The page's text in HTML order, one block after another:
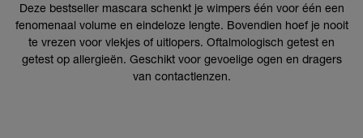
Deze bestseller mascara schenkt je wimpers één voor één een
fenomenaal volume en eindeloze lengte. Bovendien hoef je nooit
te vrezen voor vlekjes of uitlopers. Oftalmologisch getest en
getest op allergieën. Geschikt voor gevoelige ogen en dragers
van contactlenzen.